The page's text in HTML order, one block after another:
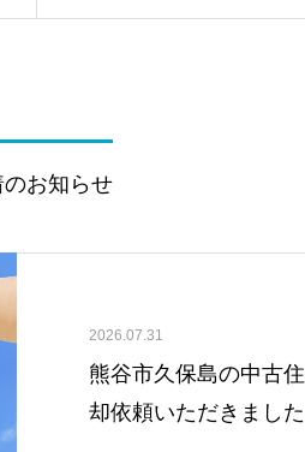
のお知らせ
2026.07.31
熊谷市久保島の中古
却依頼いただきました